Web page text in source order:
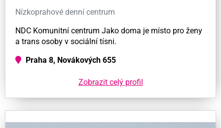
Nízkoprahové denní centrum
NDC Komunitní centrum Jako doma je místo pro ženy
a trans osoby v sociální tísni.
Praha 8, Novákových 655
Zobrazit celý profil